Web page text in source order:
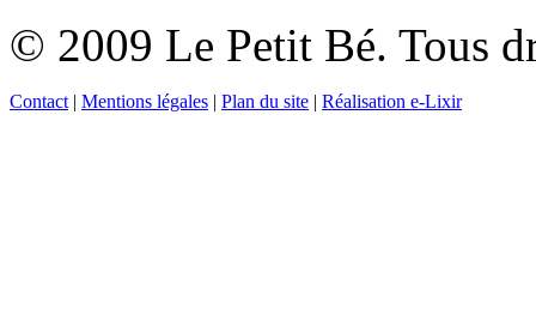
© 2009 Le Petit Bé. Tous
Contact | Mentions légales | Plan du site | Réalisation e-Lixir